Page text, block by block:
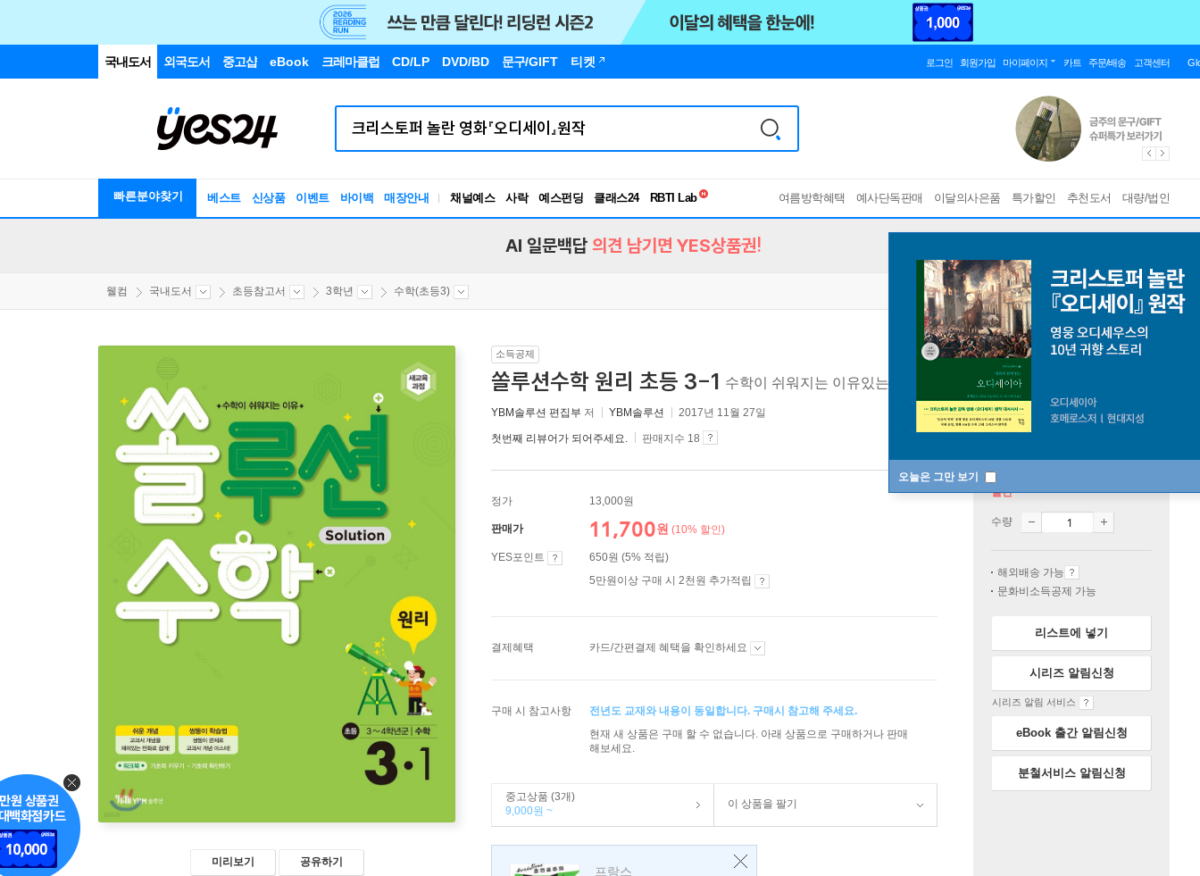
국내도서 외국도서 중고샵 eBook 크레마클럽 CD/LP DVD/BD 문구/GIFT 티켓 로그인 회원가입 마이페이지 카트 주문/배송 고객센터
빠른분야찾기 베스트 신상품 이벤트 바이백 매장안내 채널예스 사락 예스펀딩 클래스24
독서유형검사
여름방학혜택 예사단독판매 이달의사은품 특가할인 추천도서 대량/법인
오늘은 그만 보기
AI 일문백답 의견 남기면 YES상품권!
웰컴 국내도서 초등참고서 3학년 수학(초등3)
미리보기 공유하기
소득공제
쏠루션수학 원리 초등 3-1 수학이 쉬워지는 이유있는 초등 수학 원리
YBM솔루션 편집부 저 YBM솔루션 2017년 11월 27일
첫번째 리뷰어가 되어주세요. 판매지수 18
정가 13,000원
판매가 11,700원 (10% 할인)
YES포인트
650원 (5% 적립)
5만원이상 구매 시 2천원 추가적립
결제혜택 카드/간편결제 혜택을 확인하세요
구매 시 참고사항
전년도 교재와 내용이 동일합니다. 구매시 참고해 주세요.
현재 새 상품은 구매 할 수 없습니다. 아래 상품으로 구매하거나 판매
해보세요.
중고상품 (3개)
9,000원 ~
이 상품을 팔기
프랑스
절판
수량
해외배송 가능
문화비소득공제 가능
리스트에 넣기
시리즈 알림신청
시리즈 알림 서비스
eBook 출간 알림신청
분철서비스 알림신청